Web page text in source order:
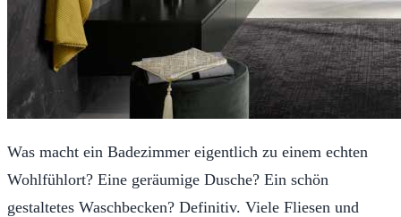
Was macht ein Badezimmer eigentlich zu einem echten
Wohlfühlort? Eine geräumige Dusche? Ein schön
gestaltetes Waschbecken? Definitiv. Viele Fliesen und